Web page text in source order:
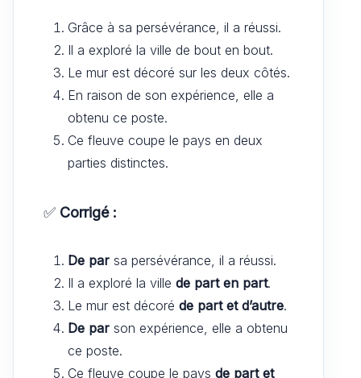
Grâce à sa persévérance, il a réussi.
Il a exploré la ville de bout en bout.
Le mur est décoré sur les deux côtés.
En raison de son expérience, elle a
obtenu ce poste.
Ce fleuve coupe le pays en deux
parties distinctes.
✅ Corrigé :
De par sa persévérance, il a réussi.
Il a exploré la ville de part en part.
Le mur est décoré de part et d’autre.
De par son expérience, elle a obtenu
ce poste.
Ce fleuve coupe le pays de part et